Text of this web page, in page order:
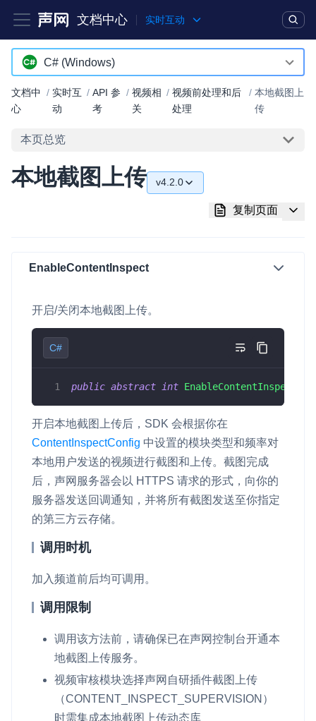
文档中心 实时互动
产品 解决方案
实时互动基础能力
对话式 AI 引擎
音对话
实时消息
解决方案
即时通讯 IM
一整套高可靠、低时延、高并发、安全、全球化的即时聊天云服
对接国内外多家 CDN 供应商，提供一个整体播放体验最佳的
CDN 直播方案
媒体流加速
为智能硬件提供优质的媒体流传输，实现人与人、人与物、物与
物的实时互动连接
实时互动扩展能力
快速实现实时的语音转写功能
互动白板
微呼叫 NEW
实现智能硬件和微信小程序之间的实时音视频互通
C# (Windows)
Android
macOS
Web
Electron
Unity
Unreal (C++)
Unreal (Blueprint)
React
文档中
心
/ 实时互
动
/ API 参
考
/ 视频相
关
/ 视频前处理和后
处理
/ 本地截图上
传
本页总览
本地截图上传 v4.2.0
复制页面
EnableContentInspect
开启/关闭本地截图上传。
C#
public abstract int EnableContentInspect
开启本地截图上传后，SDK 会根据你在
ContentInspectConfig 中设置的模块类型和频率对
本地用户发送的视频进行截图和上传。截图完成
后，声网服务器会以 HTTPS 请求的形式，向你的
服务器发送回调通知，并将所有截图发送至你指定
的第三方云存储。
调用时机
加入频道前后均可调用。
调用限制
调用该方法前，请确保已在声网控制台开通本
地截图上传服务。
视频审核模块选择声网自研插件截图上传
（CONTENT_INSPECT_SUPERVISION ）
时需集成本地截图上传动态库